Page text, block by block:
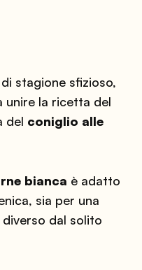
stagione sfizioso,
unire la ricetta del
del coniglio alle
bianca è adatto
sia per una
dal solito